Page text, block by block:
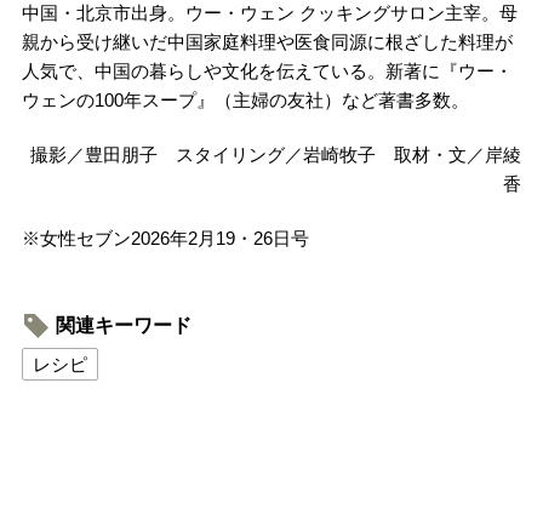
中国・北京市出身。ウー・ウェン クッキングサロン主宰。母
親から受け継いだ中国家庭料理や医食同源に根ざした料理が
人気で、中国の暮らしや文化を伝えている。新著に『ウー・
ウェンの100年スープ』（主婦の友社）など著書多数。
撮影／豊田朋子 スタイリング／岩崎牧子 取材・文／岸綾
香
※女性セブン2026年2月19・26日号
関連キーワード
レシピ